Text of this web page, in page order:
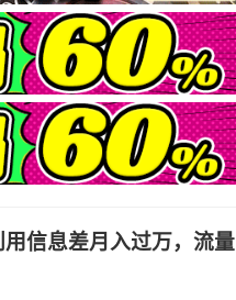
信息差月入过万，流量